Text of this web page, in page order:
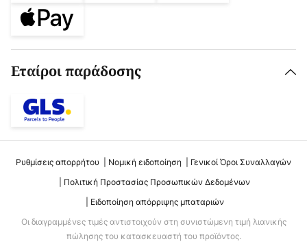
Εταίροι παράδοσης
Ρυθμίσεις απορρήτου Νομική ειδοποίηση
Γενικοί Όροι Συναλλαγών
Πολιτική Προστασίας Προσωπικών Δεδομένων
Ειδοποίηση απόρριψης μπαταριών
Οι διαγραμμένες τιμές αντιστοιχούν στη συνιστώμενη τιμή λιανικής
πώλησης του κατασκευαστή του προϊόντος.